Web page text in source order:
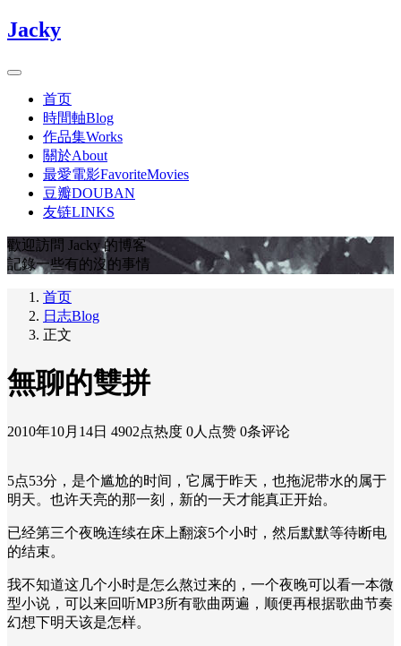
Jacky
首页
時間軸Blog
作品集Works
關於About
最愛電影FavoriteMovies
豆瓣DOUBAN
友链LINKS
歡迎訪問 Jacky 的博客
記錄一些有的沒的事情
首页
日志Blog
正文
無聊的雙拼
2010年10月14日 4902点热度 0人点赞 0条评论
5点53分，是个尴尬的时间，它属于昨天，也拖泥带水的属于
明天。也许天亮的那一刻，新的一天才能真正开始。
已经第三个夜晚连续在床上翻滚5个小时，然后默默等待断电
的结束。
我不知道这几个小时是怎么熬过来的，一个夜晚可以看一本微
型小说，可以来回听MP3所有歌曲两遍，顺便再根据歌曲节奏
幻想下明天该是怎样。